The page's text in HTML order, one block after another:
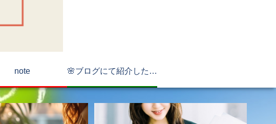
note 🌸ブログにて紹介したもの🌸